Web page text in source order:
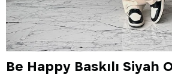
Be Happy Baskılı Siyah